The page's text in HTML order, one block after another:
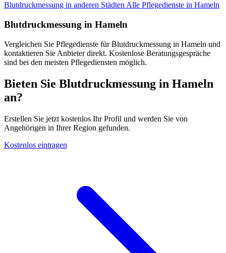
Blutdruckmessung in anderen Städten Alle Pflegedienste in Hameln
Blutdruckmessung in Hameln
Vergleichen Sie Pflegedienste für Blutdruckmessung in Hameln und
kontaktieren Sie Anbieter direkt. Kostenlose Beratungsgespräche
sind bei den meisten Pflegediensten möglich.
Bieten Sie Blutdruckmessung in Hameln
an?
Erstellen Sie jetzt kostenlos Ihr Profil und werden Sie von
Angehörigen in Ihrer Region gefunden.
Kostenlos eintragen